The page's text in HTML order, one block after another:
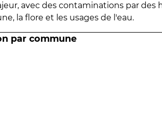
avec des contaminations par des
la flore et les usages de l'eau.
par commune